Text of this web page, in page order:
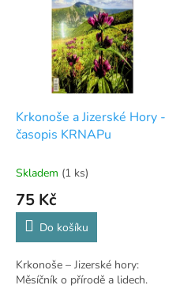
Krkonoše a Jizerské Hory -
časopis KRNAPu
Skladem (1 ks)
75 Kč
Do košíku
Krkonoše – Jizerské hory:
Měsíčník o přírodě a lidech.